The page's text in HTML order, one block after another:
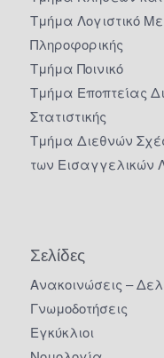
Τμήμα Λογιστικό
Πληροφορικής
Τμήμα Ποινικό
Τμήμα Εποπτείας
Στατιστικής
Τμήμα Διεθνών
των Εισαγγελικών
Σελίδες
Ανακοινώσεις –
Γνωμοδοτήσεις
Εγκύκλιοι